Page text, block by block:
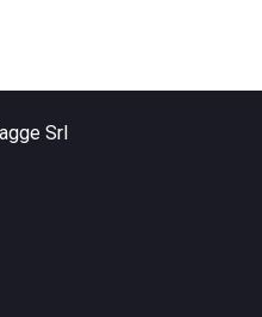
Srl